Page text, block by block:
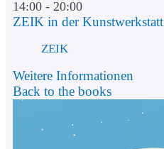
14:00 - 20:00
ZEIK in der Kunstwerkstatt
ZEIK
Weitere Informationen
Back to the books